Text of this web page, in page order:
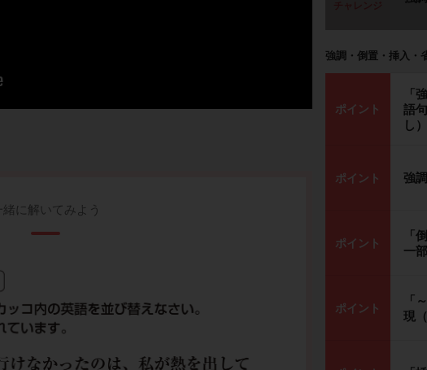
緒に解いてみよう
強調・倒置・挿入・
ポイント
「
語
し）
ポイント 強
ポイント
「
一
ポイント
「
現